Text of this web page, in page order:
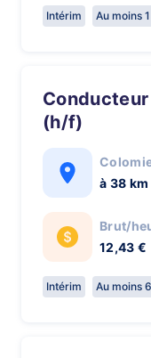
Intérim Au moins
Conducteur Super Poids Lourds
(h/f)
à 38 km
Brut/
12,43 €
Intérim Au moins